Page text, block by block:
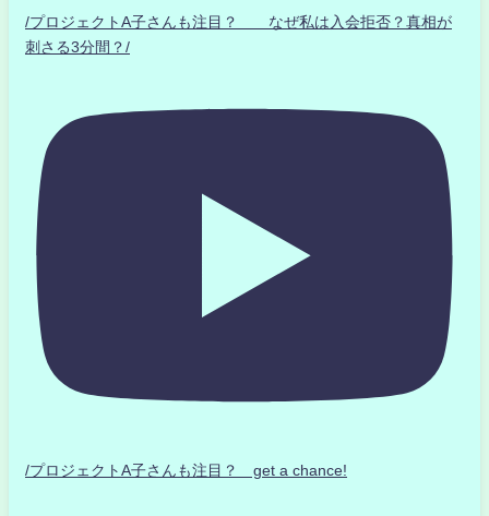
/プロジェクトA子さんも注目？ なぜ私は入会拒否？真相が
刺さる3分間？/
/プロジェクトA子さんも注目？ get a chance!